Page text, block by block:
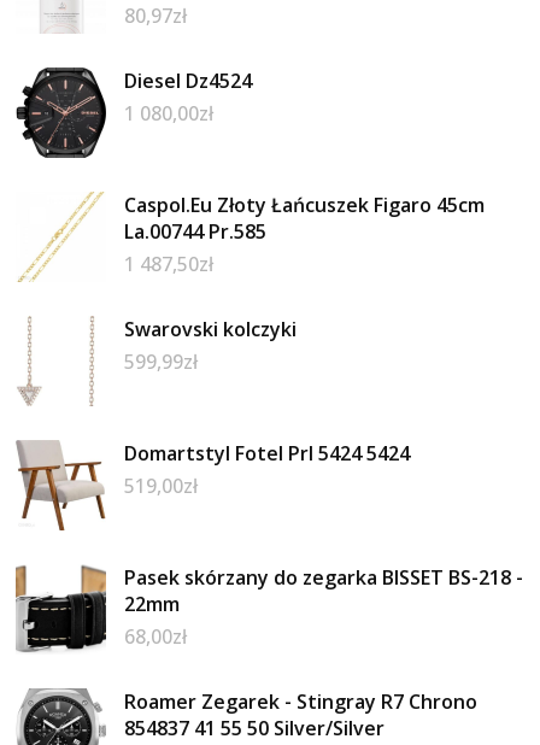
80,97zł
Diesel Dz4524
1 080,00zł
Caspol.Eu Złoty Łańcuszek Figaro 45cm
La.00744 Pr.585
1 487,50zł
Swarovski kolczyki
599,99zł
Domartstyl Fotel Prl 5424 5424
519,00zł
Pasek skórzany do zegarka BISSET BS-218 -
22mm
68,00zł
Roamer Zegarek - Stingray R7 Chrono
854837 41 55 50 Silver/Silver